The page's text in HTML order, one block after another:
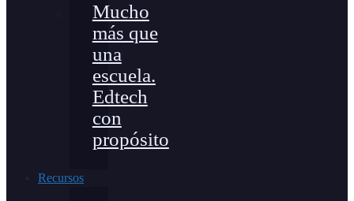
Mucho
más que
una
escuela.
Edtech
con
propósito
Recursos